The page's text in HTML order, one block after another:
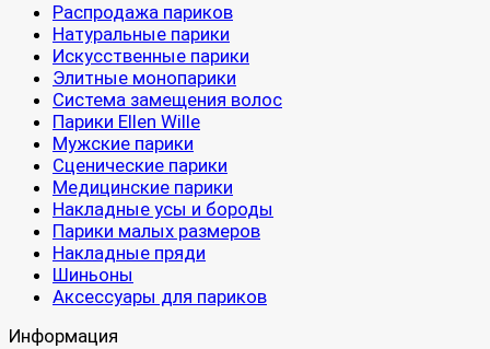
Распродажа париков
Натуральные парики
Искусственные парики
Элитные монопарики
Система замещения волос
Парики Ellen Wille
Мужские парики
Сценические парики
Медицинские парики
Накладные усы и бороды
Парики малых размеров
Накладные пряди
Шиньоны
Аксессуары для париков
Информация